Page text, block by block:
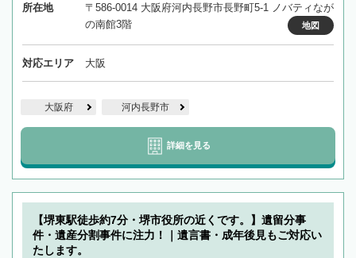
所在地
〒586-0014 大阪府河内長野市長野町5-1 ノバティなが
の南館3階
地図
対応エリア 大阪
大阪府 河内長野市
詳細を見る
【堺東駅徒歩約7分・堺市役所の近くです。】遺留分事
件・遺産分割事件に注力！｜遺言書・成年後見もご対応い
たします。